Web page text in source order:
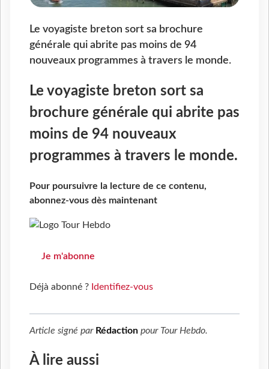
Le voyagiste breton sort sa brochure
générale qui abrite pas moins de 94
nouveaux programmes à travers le monde.
Le voyagiste breton sort sa
brochure générale qui abrite pas
moins de 94 nouveaux
programmes à travers le monde.
Pour poursuivre la lecture de ce contenu,
abonnez-vous dès maintenant
Je m'abonne
Déjà abonné ? Identifiez-vous
Article signé par Rédaction pour Tour Hebdo.
À lire aussi